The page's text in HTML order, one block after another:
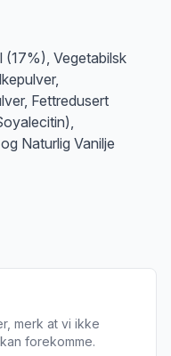
(17%), Vegetabilsk
Fettredusert
Naturlig Vanilje
merk at vi ikke
forekomme.